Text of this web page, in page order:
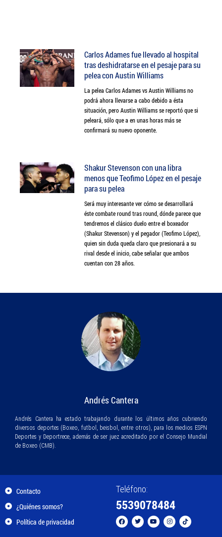
Carlos Adames fue llevado al hospital
tras deshidratarse en el pesaje para su
pelea con Austin Williams
La pelea Carlos Adames vs Austin Williams no
podrá ahora llevarse a cabo debido a ésta
situación, pero Austin Williams se reportó que si
peleará, sólo que a en unas horas más se
confirmará su nuevo oponente.
Shakur Stevenson con una libra
menos que Teofimo López en el pesaje
para su pelea
Será muy interesante ver cómo se desarrollará
éste combate round tras round, dónde parece que
tendremos el clásico duelo entre el boxeador
(Shakur Stevenson) y el pegador (Teofimo López),
quien sin duda queda claro que presionará a su
rival desde el inicio, cabe señalar que ambos
cuentan con 28 años.
Andrés Cantera
Andrés Cantera ha estado trabajando durante los últimos años cubriendo
diversos deportes (Boxeo, futbol, beisbol, entre otros), para los medios ESPN
Deportes y Deportrece, además de ser juez acreditado por el Consejo Mundial
de Boxeo (CMB).
Contacto
¿Quiénes somos?
Política de privacidad
Teléfono:
5539078484